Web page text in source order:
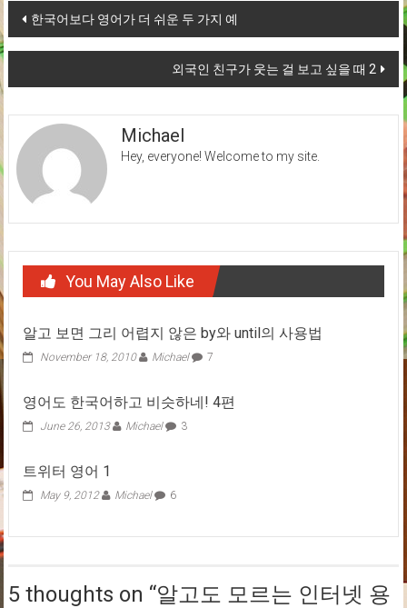
Post
navigation
한국어보다 영어가 더 쉬운 두 가지 예
외국인 친구가 웃는 걸 보고 싶을 때 2
Michael
Hey, everyone! Welcome to my site.
You May Also Like
알고 보면 그리 어렵지 않은 by와 until의 사용법
November 18, 2010 Michael 7
영어도 한국어하고 비슷하네! 4편
June 26, 2013 Michael 3
트위터 영어 1
May 9, 2012 Michael 6
5 thoughts on “알고도 모르는 인터넷 용